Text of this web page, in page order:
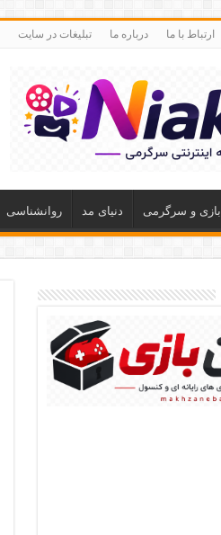
ارتباط با ما درباره ما تبلیغات در سایت
بازی و سرگرمی دنیای مد روانشناسی